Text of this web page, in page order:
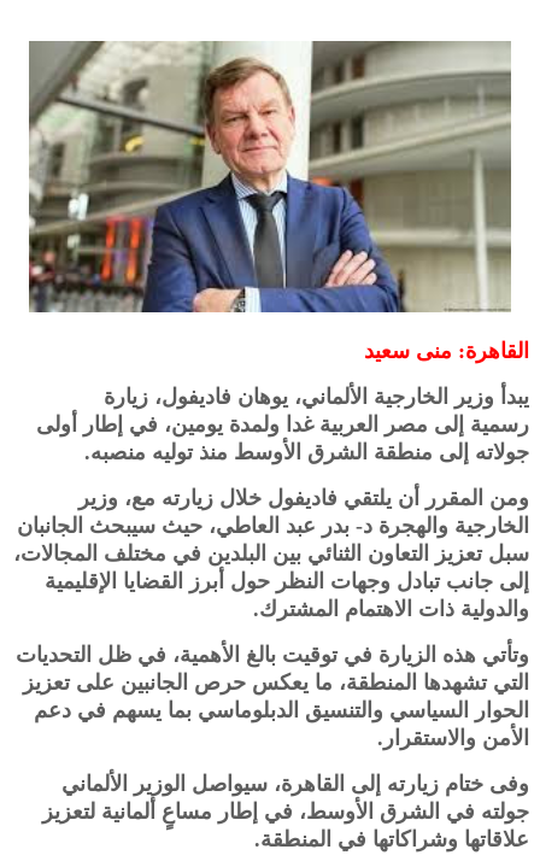
القاهرة: منى سعيد
يبدأ وزير الخارجية الألماني، يوهان فاديفول، زيارة
رسمية إلى مصر العربية غدا ولمدة يومين، في إطار أولى
جولاته إلى منطقة الشرق الأوسط منذ توليه منصبه.
ومن المقرر أن يلتقي فاديفول خلال زيارته مع، وزير
الخارجية والهجرة د- بدر عبد العاطي، حيث سيبحث الجانبان
سبل تعزيز التعاون الثنائي بين البلدين في مختلف المجالات،
إلى جانب تبادل وجهات النظر حول أبرز القضايا الإقليمية
والدولية ذات الاهتمام المشترك.
وتأتي هذه الزيارة في توقيت بالغ الأهمية، في ظل التحديات
التي تشهدها المنطقة، ما يعكس حرص الجانبين على تعزيز
الحوار السياسي والتنسيق الدبلوماسي بما يسهم في دعم
الأمن والاستقرار.
وفى ختام زيارته إلى القاهرة، سيواصل الوزير الألماني
جولته في الشرق الأوسط، في إطار مساعٍ ألمانية لتعزيز
علاقاتها وشراكاتها في المنطقة.